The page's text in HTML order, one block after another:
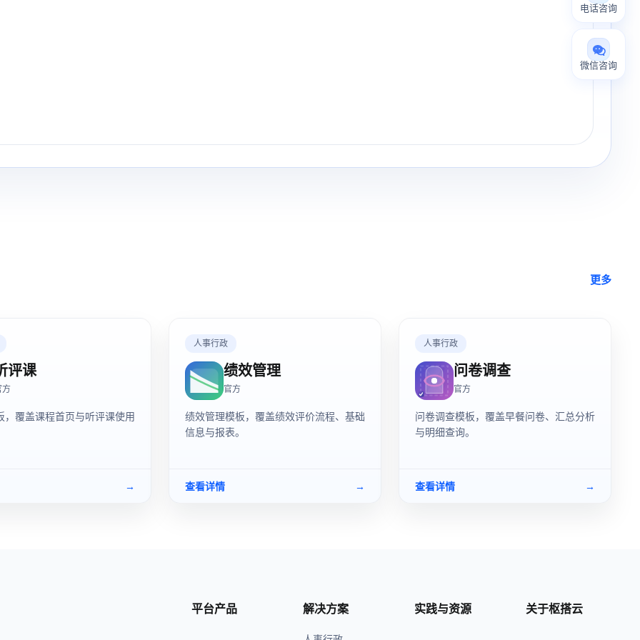
更多
评课
方
，覆盖课程首页与听评课使用
→
人事行政
绩效管理
官方
绩效管理模板，覆盖绩效评价流程、基础
信息与报表。
查看详情 →
人事行政
问卷调查
官方
问卷调查模板，覆盖早餐问卷、汇总分析
与明细查询。
查看详情 →
电话咨询
微信咨询
平台产品 解决方案 实践与资源 关于枢搭云